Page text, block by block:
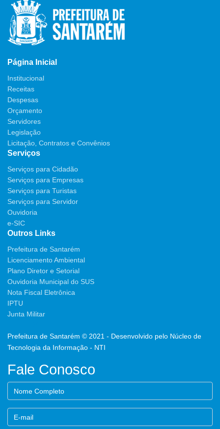
Página Inicial
Institucional
Receitas
Despesas
Orçamento
Servidores
Legislação
Licitação, Contratos e Convênios
Serviços
Serviços para Cidadão
Serviços para Empresas
Serviços para Turistas
Serviços para Servidor
Ouvidoria
e-SIC
Outros Links
Prefeitura de Santarém
Licenciamento Ambiental
Plano Diretor e Setorial
Ouvidoria Municipal do SUS
Nota Fiscal Eletrônica
IPTU
Junta Militar
Prefeitura de Santarém © 2021 - Desenvolvido pelo Núcleo de
Tecnologia da Informação - NTI
Fale Conosco